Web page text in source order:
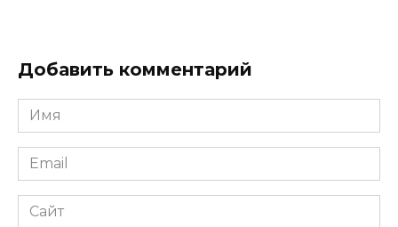
Добавить комментарий
Имя
*
Email
*
Сайт